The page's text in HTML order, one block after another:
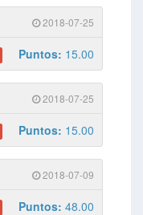
2018-07-25
Puntos: 15.00
2018-07-25
Puntos: 15.00
2018-07-09
Puntos: 48.00